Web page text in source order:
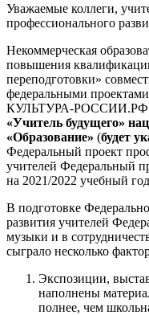
Уважаемые коллеги,
профессионального
Некоммерческая
повышения
переподготовки»
федеральными
КУЛЬТУРА-РОССИИ.РФ
«Учитель будущего»
«Образование» (будет
Федеральный проект
учителей Федеральный
на 2021/2022 учебный
В подготовке
развития учителей
музыки и в
сыграло несколько
Экспозиции,
наполнены
полнее, чем